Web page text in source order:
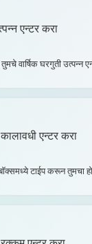
एन्टर करा
वार्षिक घरगुती उत्पन्न
एन्टर करा
टाईप करून तुमचा